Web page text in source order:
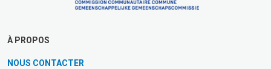
À PROPOS
NOUS CONTACTER